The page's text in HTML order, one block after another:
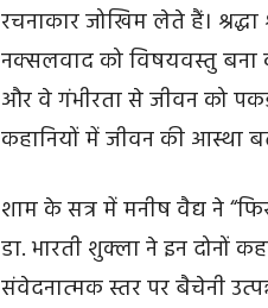
रचनाकार जोखिम लेते हैं।
नक्सलवाद को विषयवस्तु बना
और वे गंभीरता से जीवन को
कहानियों में जीवन की आस्था
शाम के सत्र में मनीष वैद्य ने
डा. भारती शुक्ला ने इन दोनों
संवेदनात्मक स्तर पर बैचेनी